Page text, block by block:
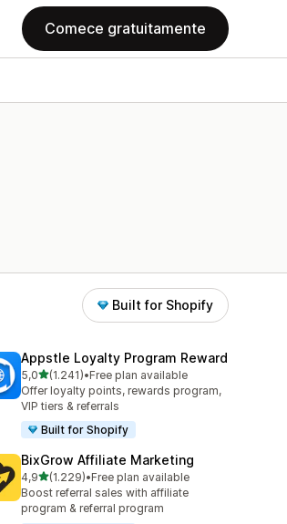
Comece gratuitamente
Built for Shopify
Appstle Loyalty Program Reward
5,0de 5 estrelas
(1.241)
1241 total de avaliações
•Free plan available
Offer loyalty points, rewards program,
VIP tiers & referrals
Built for Shopify
BixGrow Affiliate Marketing
4,9de 5 estrelas
(1.229)
1229 total de avaliações
•Free plan available
Boost referral sales with affiliate
program & referral program